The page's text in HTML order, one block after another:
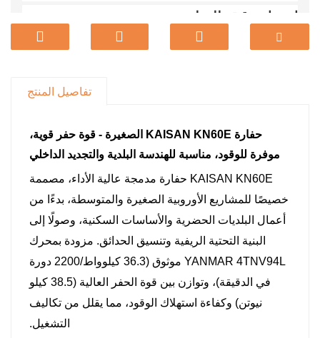
استجابة دقيقة للعملية
يتيح التحكم الهيدروليكي الكامل للسائق في حفارة 6
عصا التحكم الخفيفة (3.5 نيوتن) على تقليل التعب،
كابينة المشغل مريحة
كابينة حاصلة على شهادة ROPS/FOPS مع رؤية
بزاوية 180 درجة؛ مقعد معلق + تكييف هواء سريع
التبريد/التدفئة؛ ضوضاء داخلية ≤72 ديسيبل لبيئة عمل
ممتعة.
نظام هيدروليكي فعال
تتيح تقنية التقاء المضخة المزدوجة (التدفق الأقصى
120 لترًا/دقيقة) تشغيلًا سلسًا متعدد الإجراءات، مما
يحسن كفاءة العمل بنحو 25%.
تفاصيل المنتج
حفارة KAISAN KN60E الصغيرة - قوة حفر قوية،
موفرة للوقود، مناسبة للهندسة البلدية والتجديد الداخلي
KAISAN KN60E حفارة مدمجة عالية الأداء، مصممة
خصيصًا للمشاريع الأوروبية الصغيرة والمتوسطة، بدءًا من
أعمال البلديات الحضرية والأساسات السكنية، وصولًا إلى
البنية التحتية الريفية وتنسيق الحدائق. مزودة بمحرك
YANMAR 4TNV94L موثوق (36.3 كيلوواط/2200 دورة
في الدقيقة)، وتوازن بين قوة الحفر العالية (38.5 كيلو
نيوتن) وكفاءة استهلاك الوقود، مما يقلل من تكاليف
التشغيل.